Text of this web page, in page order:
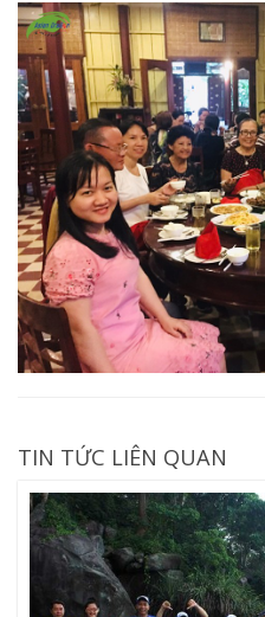
TIN TỨC LIÊN QUAN